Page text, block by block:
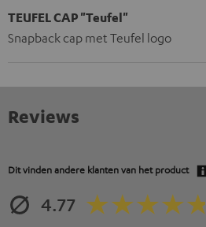
TEUFEL CAP "Teufel"
Snapback cap met Teufel logo
Reviews
Dit vinden andere klanten van het product
4.77